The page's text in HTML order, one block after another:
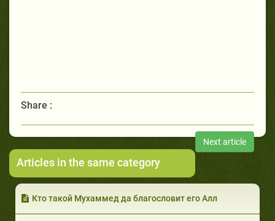
Share :
Next article
Articles in the same category
Кто такой Мухаммед да благословит его Алл